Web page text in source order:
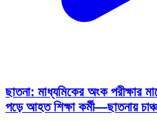
ছাতনা: মাধ্যমিকের অংক পরীক্ষার
পড়ে আহত শিক্ষা কর্মী—ছাতনায়